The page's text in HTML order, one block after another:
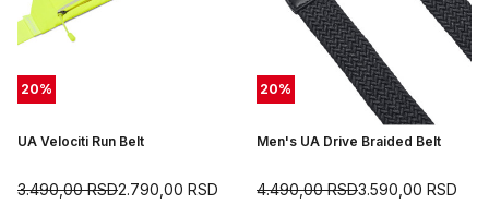
20%
UA Velociti Run Belt
2.790,00 RSD
3.490,00RSD
20%
Men's UA Drive Braided Belt
3.590,00 RSD
4.490,00RSD